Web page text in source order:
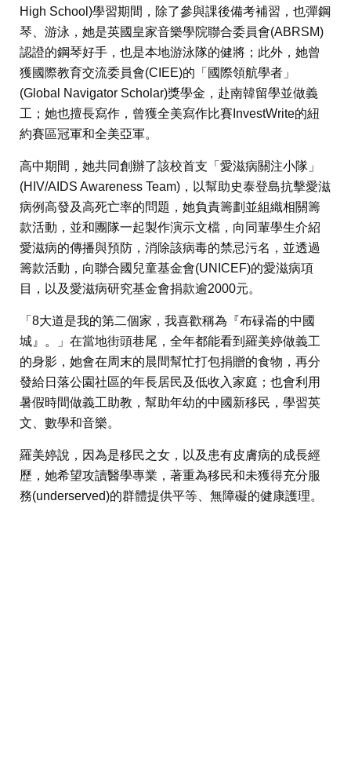
High School)學習期間，除了參與課後備考補習，也彈鋼
琴、游泳，她是英國皇家音樂學院聯合委員會(ABRSM)
認證的鋼琴好手，也是本地游泳隊的健將；此外，她曾
獲國際教育交流委員會(CIEE)的「國際領航學者」
(Global Navigator Scholar)獎學金，赴南韓留學並做義
工；她也擅長寫作，曾獲全美寫作比賽InvestWrite的紐
約賽區冠軍和全美亞軍。
高中期間，她共同創辦了該校首支「愛滋病關注小隊」
(HIV/AIDS Awareness Team)，以幫助史泰登島抗擊愛滋
病例高發及高死亡率的問題，她負責籌劃並組織相關籌
款活動，並和團隊一起製作演示文檔，向同輩學生介紹
愛滋病的傳播與預防，消除該病毒的禁忌污名，並透過
籌款活動，向聯合國兒童基金會(UNICEF)的愛滋病項
目，以及愛滋病研究基金會捐款逾2000元。
「8大道是我的第二個家，我喜歡稱為『布碌崙的中國
城』。」在當地街頭巷尾，全年都能看到羅美婷做義工
的身影，她會在周末的晨間幫忙打包捐贈的食物，再分
發給日落公園社區的年長居民及低收入家庭；也會利用
暑假時間做義工助教，幫助年幼的中國新移民，學習英
文、數學和音樂。
羅美婷說，因為是移民之女，以及患有皮膚病的成長經
歷，她希望攻讀醫學專業，著重為移民和未獲得充分服
務(underserved)的群體提供平等、無障礙的健康護理。